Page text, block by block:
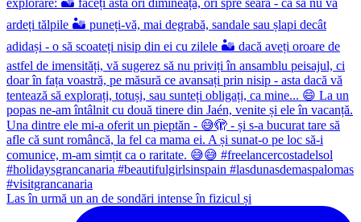
Las în urmă un an de sondări intense în fizicul și